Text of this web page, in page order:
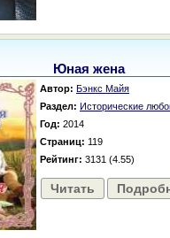
Юная жена
Автор: Бэнкс Майя
Раздел: Исторические
Год: 2014
Страниц: 119
Рейтинг: 3131 (4.55)
Читать